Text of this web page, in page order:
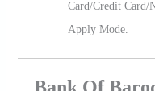
Card/credit Card/
Apply Mode.
Bank Of